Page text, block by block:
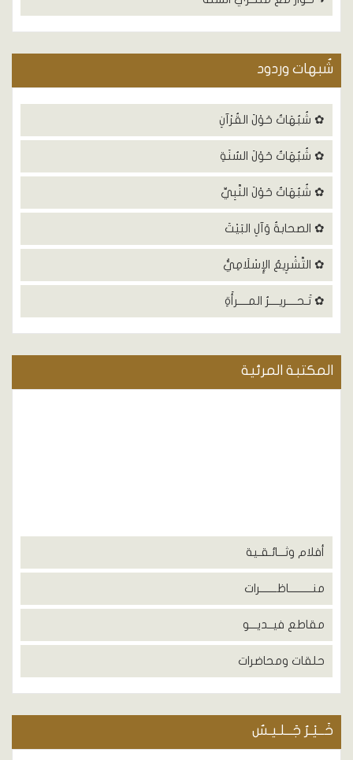
شٌبهات وردود
✿ شُبُهَاتٌ حَوْلَ القُرْآنِ
✿ شُبُهَاتٌ حَوْلَ السُنَةِ
✿ شُبُهَاتٌ حَوْلَ النَّبِيِّ
✿ الصحابةُ وَآلِ البَيْتَ
✿ التَّشْرِيعُ الإِسْلَامِيُّ
✿ تَـحــــريــــرُ المــــرأَةِ
المكتبة المرئية
أفلام وثـــائـقـية
منــــــــــاظـــــــرات
مقاطع فيــديـــو
حلقات ومحاضرات
خَــيْـرُ جَــلـيـسٌ